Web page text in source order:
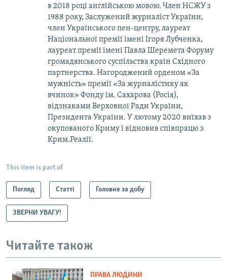
в 2018 році англійською мовою. Член НСЖУ з
1988 року, Заслужений журналіст України,
член Українського пен-центру, лауреат
Національної премії імені Ігоря Лубченка,
лауреат премії імені Павла Шеремета Форуму
громадянського суспільства країн Східного
партнерства. Нагороджений орденом «За
мужність» премії «За журналістику як
вчинок» Фонду ім. Сахарова (Росія),
відзнаками Верховної Ради України,
Президента України. У лютому 2020 виїхав з
окупованого Криму і відновив співпрацю з
Крим.Реалії.
This item is part of
Погляд Статті Головне за добу
ЗВЕРНИ УВАГУ!
Читайте також
ПРАВА ЛЮДИНИ